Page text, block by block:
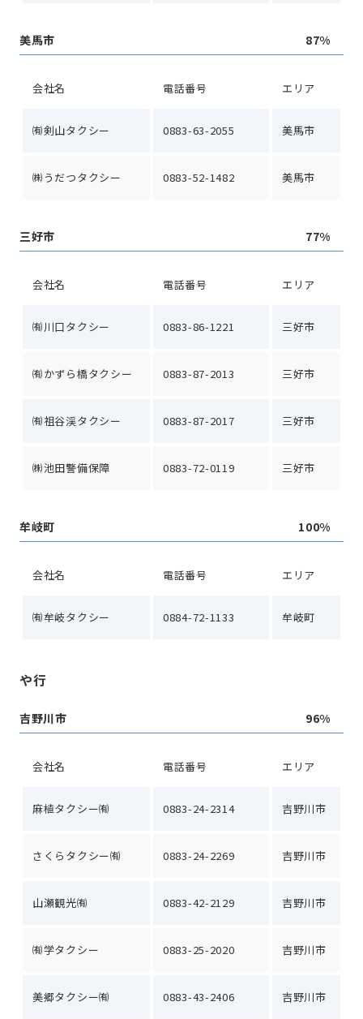
美馬市 87%
会社名 電話番号 エリア
㈲剣山タクシー 0883-63-2055 美馬市
㈱うだつタクシー 0883-52-1482 美馬市
三好市 77%
会社名 電話番号 エリア
㈲川口タクシー 0883-86-1221 三好市
㈲かずら橋タクシー 0883-87-2013 三好市
㈲祖谷渓タクシー 0883-87-2017 三好市
㈱池田警備保障 0883-72-0119 三好市
牟岐町 100%
会社名 電話番号 エリア
㈲牟岐タクシー 0884-72-1133 牟岐町
や行
吉野川市 96%
会社名 電話番号 エリア
麻植タクシー㈲ 0883-24-2314 吉野川市
さくらタクシー㈲ 0883-24-2269 吉野川市
山瀬観光㈲ 0883-42-2129 吉野川市
㈲学タクシー 0883-25-2020 吉野川市
美郷タクシー㈲ 0883-43-2406 吉野川市